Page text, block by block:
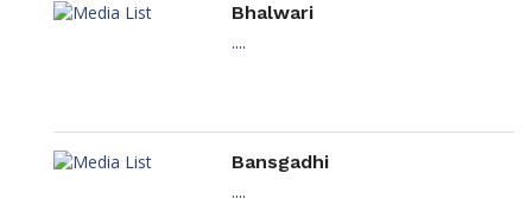
Bhalwari
....
Bansgadhi
....